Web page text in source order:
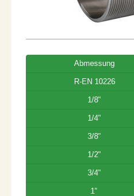
Abmessung
R-EN 10226
1/8"
1/4"
3/8"
1/2"
3/4"
1"